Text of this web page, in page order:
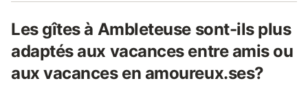
Les gîtes à Ambleteuse sont-ils plus
adaptés aux vacances entre amis ou
aux vacances en amoureux.ses?